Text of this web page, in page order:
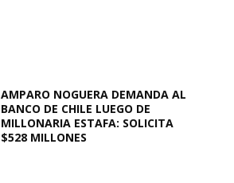
AMPARO NOGUERA DEMANDA AL
BANCO DE CHILE LUEGO DE
MILLONARIA ESTAFA: SOLICITA
$528 MILLONES